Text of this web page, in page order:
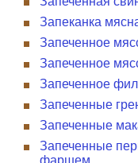
Запеканка
Запеченное
Запеченное
Запеченное
Запеченные
Запеченные
Запеченные
фаршем